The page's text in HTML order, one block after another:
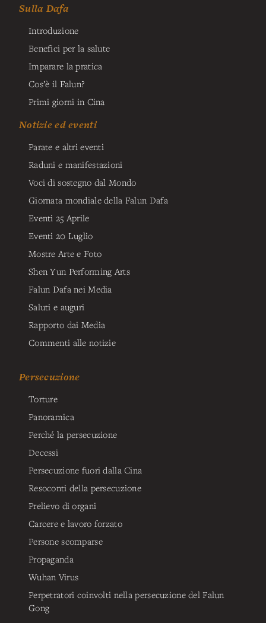
Sulla Dafa
Introduzione
Benefici per la salute
Imparare la pratica
Cos’è il Falun?
Primi giorni in Cina
Notizie ed eventi
Parate e altri eventi
Raduni e manifestazioni
Voci di sostegno dal Mondo
Giornata mondiale della Falun Dafa
Eventi 25 Aprile
Eventi 20 Luglio
Mostre Arte e Foto
Shen Yun Performing Arts
Falun Dafa nei Media
Saluti e auguri
Rapporto dai Media
Commenti alle notizie
Persecuzione
Torture
Panoramica
Perché la persecuzione
Decessi
Persecuzione fuori dalla Cina
Resoconti della persecuzione
Prelievo di organi
Carcere e lavoro forzato
Persone scomparse
Propaganda
Wuhan Virus
Perpetratori coinvolti nella persecuzione del Falun
Gong